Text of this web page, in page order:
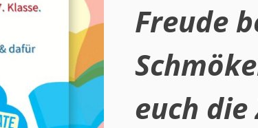
Freude
euch